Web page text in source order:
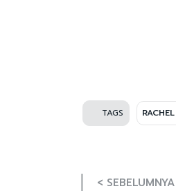
TAGS
< SEBELUMNYA